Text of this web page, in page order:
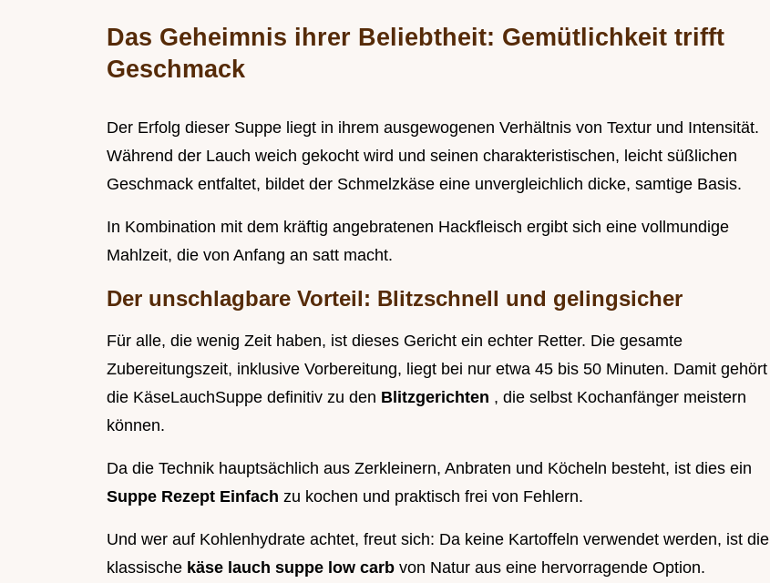
Das Geheimnis ihrer Beliebtheit: Gemütlichkeit trifft
Geschmack
Der Erfolg dieser Suppe liegt in ihrem ausgewogenen Verhältnis von Textur und Intensität.
Während der Lauch weich gekocht wird und seinen charakteristischen, leicht süßlichen
Geschmack entfaltet, bildet der Schmelzkäse eine unvergleichlich dicke, samtige Basis.
In Kombination mit dem kräftig angebratenen Hackfleisch ergibt sich eine vollmundige
Mahlzeit, die von Anfang an satt macht.
Der unschlagbare Vorteil: Blitzschnell und gelingsicher
Für alle, die wenig Zeit haben, ist dieses Gericht ein echter Retter. Die gesamte
Zubereitungszeit, inklusive Vorbereitung, liegt bei nur etwa 45 bis 50 Minuten. Damit gehört
die KäseLauchSuppe definitiv zu den Blitzgerichten , die selbst Kochanfänger meistern
können.
Da die Technik hauptsächlich aus Zerkleinern, Anbraten und Köcheln besteht, ist dies ein
Suppe Rezept Einfach zu kochen und praktisch frei von Fehlern.
Und wer auf Kohlenhydrate achtet, freut sich: Da keine Kartoffeln verwendet werden, ist die
klassische käse lauch suppe low carb von Natur aus eine hervorragende Option.